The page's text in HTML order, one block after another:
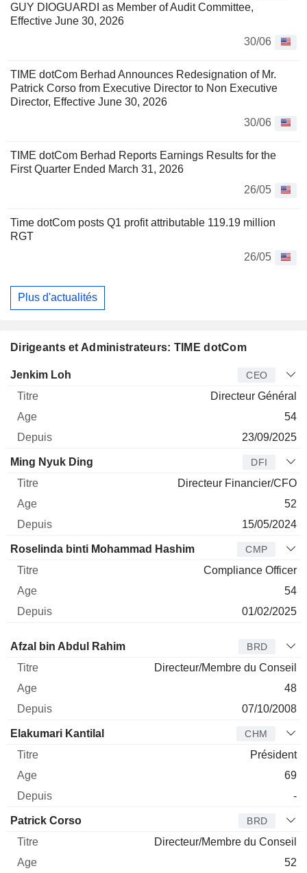
GUY DIOGUARDI as Member of Audit Committee,
Effective June 30, 2026
30/06
TIME dotCom Berhad Announces Redesignation of Mr.
Patrick Corso from Executive Director to Non Executive
Director, Effective June 30, 2026
30/06
TIME dotCom Berhad Reports Earnings Results for the
First Quarter Ended March 31, 2026
26/05
Time dotCom posts Q1 profit attributable 119.19 million
RGT
26/05
Plus d'actualités
Dirigeants et Administrateurs: TIME dotCom
Dirigeant Titre
Jenkim Loh CEO
Directeur Général
54
23/09/2025
Ming Nyuk Ding DFI
Directeur Financier/CFO
52
15/05/2024
Roselinda binti Mohammad Hashim CMP
Compliance Officer
54
01/02/2025
Administrateur Titre Age
Afzal bin Abdul Rahim BRD
Directeur/Membre du Conseil
48
07/10/2008
Elakumari Kantilal CHM
Président
69
-
Patrick Corso BRD
Directeur/Membre du Conseil
52